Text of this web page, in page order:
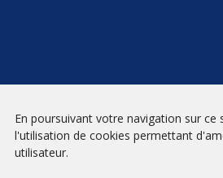
INSCRIPTION
En poursuivant votre navigation sur ce
l'utilisation de cookies permettant
utilisateur.